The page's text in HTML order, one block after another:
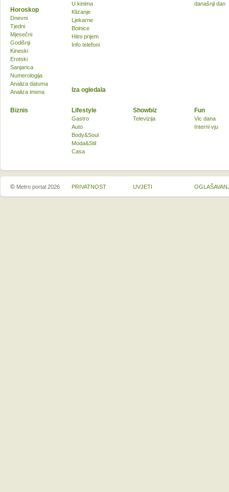
U kinima
Klizanje
Ljekarne
Bolnice
Hitni prijem
Info telefoni
današnji dan
Biznis Lifestyle
Gastro
Auto
Body&Soul
Moda&Stil
Casa
Showbiz
Televizija
Fun
Vic dana
Interni vju
Horoskop
Dnevni
Tjedni
Mjesečni
Godišnji
Kineski
Erotski
Sanjarica
Numerologija
Analiza datuma
Analiza imena
Iza ogledala
© Metro portal 2026 PRIVATNOST UVJETI